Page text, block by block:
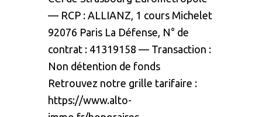
— RCP : ALLIANZ, 1 cours Michelet
92076 Paris La Défense, N° de
contrat : 41319158 — Transaction :
Non détention de fonds
Retrouvez notre grille tarifaire :
https://www.alto-